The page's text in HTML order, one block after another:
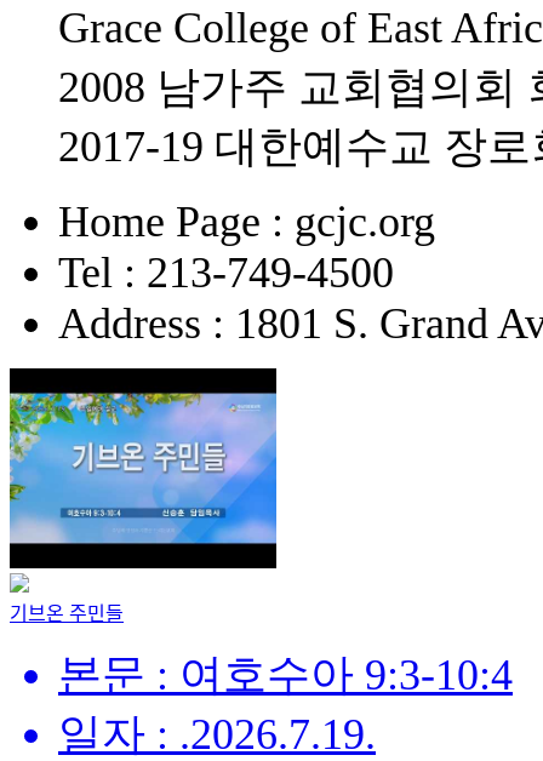
Grace College of East
2008 남가주 교회협의회
2017-19 대한예수교 장
Home Page : gcjc.org
Tel : 213-749-4500
Address : 1801 S. Grand
기브온 주민들
본문 : 여호수아 9:3-10:4
일자 : .2026.7.19.